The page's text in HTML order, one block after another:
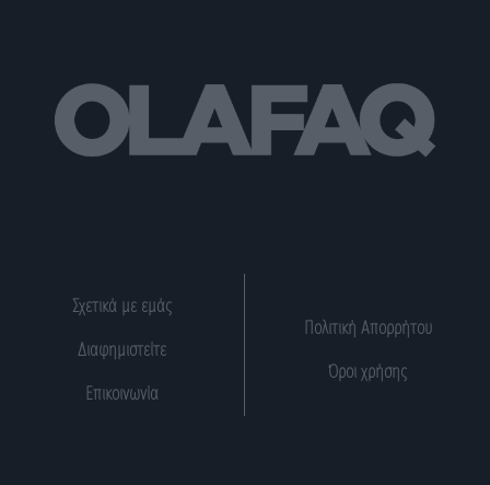
Σχετικά με εμάς
Διαφημιστείτε
Επικοινωνία
Πολιτική Απορρήτου
Όροι χρήσης